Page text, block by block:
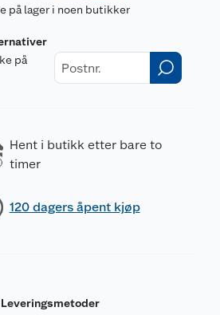
på lager i noen butikker
på
Hent i butikk etter bare to
timer
120 dagers åpent kjøp
Leveringsmetoder